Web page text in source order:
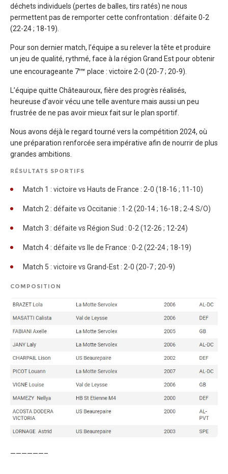
déchets individuels (pertes de balles, tirs ratés) ne nous
permettent pas de remporter cette confrontation : défaite 0-2
(22-24 ; 18-19).
Pour son dernier match, l’équipe a su relever la tête et produire
un jeu de qualité, rythmé, face à la région Grand Est pour obtenir
une encourageante 7ème place : victoire 2-0 (20-7 ; 20-9).
L’équipe quitte Châteauroux, fière des progrès réalisés,
heureuse d’avoir vécu une telle aventure mais aussi un peu
frustrée de ne pas avoir mieux fait sur le plan sportif.
Nous avons déjà le regard tourné vers la compétition 2024, où
une préparation renforcée sera impérative afin de nourrir de plus
grandes ambitions.
RÉSULTATS SPORTIFS
Match 1 : victoire vs Hauts de France : 2-0 (18-16 ; 11-10)
Match 2 : défaite vs Occitanie : 1-2 (20-14 ; 16-18 ; 2-4 S/O)
Match 3 : défaite vs Région Sud : 0-2 (12-26 ; 12-24)
Match 4 : défaite vs Ile de France : 0-2 (22-24 ; 18-19)
Match 5 : victoire vs Grand-Est : 2-0 (20-7 ; 20-9)
COMPOSITION
——————–